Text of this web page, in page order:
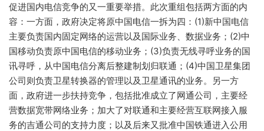
促进国内电信竞争的又一重要举措。此次重组包括两方面的内
容：一方面，政府决定将原中国电信一拆为四：(1)新中国电信
主要负责国内固定网络的运营以及国际业务、数据业务；(2)中
国移动负责原中国电信的移动业务；(3)负责无线寻呼业务的国
讯寻呼，从中国电信分离后整建制划归联通；(4)中国卫星集团
公司则负责卫星转换器的管理以及卫星通讯的业务。另一方
面，政府进一步扶持竞争，包括批准成立了网通公司，主要经
营数据宽带网络业务；加大了对联通和主要经营互联网接入服
务的吉通公司的支持力度；以及后来又批准中国铁通进入公用